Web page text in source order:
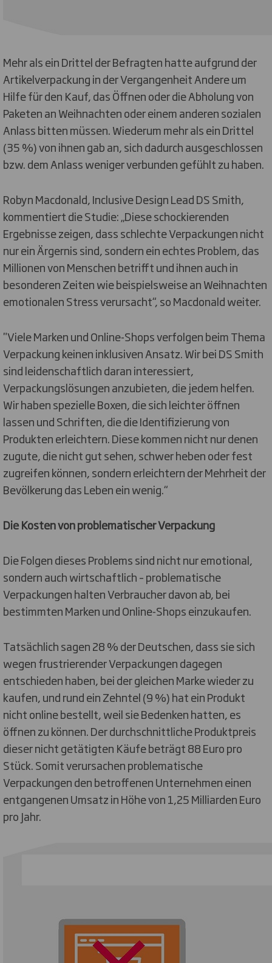
Mehr als ein Drittel der Befragten hatte aufgrund der
Artikelverpackung in der Vergangenheit Andere um
Hilfe für den Kauf, das Öffnen oder die Abholung von
Paketen an Weihnachten oder einem anderen sozialen
Anlass bitten müssen. Wiederum mehr als ein Drittel
(35 %) von ihnen gab an, sich dadurch ausgeschlossen
bzw. dem Anlass weniger verbunden gefühlt zu haben.
Robyn Macdonald, Inclusive Design Lead DS Smith,
kommentiert die Studie: „Diese schockierenden
Ergebnisse zeigen, dass schlechte Verpackungen nicht
nur ein Ärgernis sind, sondern ein echtes Problem, das
Millionen von Menschen betrifft und ihnen auch in
besonderen Zeiten wie beispielsweise an Weihnachten
emotionalen Stress verursacht“, so Macdonald weiter.
"Viele Marken und Online-Shops verfolgen beim Thema
Verpackung keinen inklusiven Ansatz. Wir bei DS Smith
sind leidenschaftlich daran interessiert,
Verpackungslösungen anzubieten, die jedem helfen.
Wir haben spezielle Boxen, die sich leichter öffnen
lassen und Schriften, die die Identifizierung von
Produkten erleichtern. Diese kommen nicht nur denen
zugute, die nicht gut sehen, schwer heben oder fest
zugreifen können, sondern erleichtern der Mehrheit der
Bevölkerung das Leben ein wenig.“
Die Kosten von problematischer Verpackung
Die Folgen dieses Problems sind nicht nur emotional,
sondern auch wirtschaftlich – problematische
Verpackungen halten Verbraucher davon ab, bei
bestimmten Marken und Online-Shops einzukaufen.
Tatsächlich sagen 28 % der Deutschen, dass sie sich
wegen frustrierender Verpackungen dagegen
entschieden haben, bei der gleichen Marke wieder zu
kaufen, und rund ein Zehntel (9 %) hat ein Produkt
nicht online bestellt, weil sie Bedenken hatten, es
öffnen zu können. Der durchschnittliche Produktpreis
dieser nicht getätigten Käufe beträgt 88 Euro pro
Stück. Somit verursachen problematische
Verpackungen den betroffenen Unternehmen einen
entgangenen Umsatz in Höhe von 1,25 Milliarden Euro
pro Jahr.